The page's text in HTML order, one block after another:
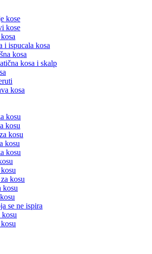
kose
kose
i ispucala kosa
kosa
kosa i skalp
kosa
kosu
kosu
kosu
kosu
kosu
kosu
kosu
se ne ispira